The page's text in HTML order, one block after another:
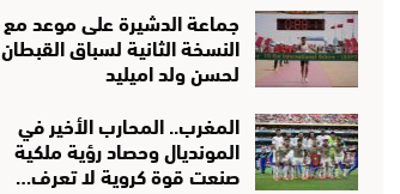
جماعة الدشيرة على موعد مع
النسخة الثانية لسباق القبطان
لحسن ولد اميليد
المغرب.. المحارب الأخير في
المونديال وحصاد رؤية ملكية
صنعت قوة كروية لا تعرف…